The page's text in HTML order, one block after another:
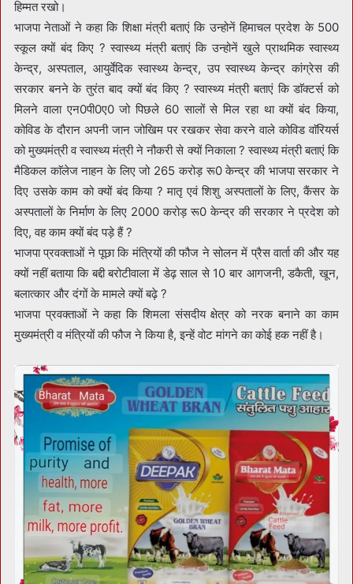
हिम्मत रखो।
भाजपा नेताओं ने कहा कि शिक्षा मंत्री बताएं कि उन्होनें हिमाचल प्रदेश के 500
स्कूल क्यों बंद किए ? स्वास्थ्य मंत्री बताएं कि उन्होनें खुले प्राथमिक स्वास्थ्य
केन्द्र, अस्पताल, आयुर्वेदिक स्वास्थ्य केन्द्र, उप स्वास्थ्य केन्द्र कांग्रेस की
सरकार बनने के तुरंत बाद क्यों बंद किए ? स्वास्थ्य मंत्री बताएं कि डाॅक्टर्स को
मिलने वाला एन0पी0ए0 जो पिछले 60 सालों से मिल रहा था क्यों बंद किया,
कोविड के दौरान अपनी जान जोखिम पर रखकर सेवा करने वाले कोविड वाॅरियर्स
को मुख्यमंत्री व स्वास्थ्य मंत्री ने नौकरी से क्यों निकाला ? स्वास्थ्य मंत्री बताएं कि
मैडिकल काॅलेज नाहन के लिए जो 265 करोड़ रू0 केन्द्र की भाजपा सरकार ने
दिए उसके काम को क्यों बंद किया ? मातृ एवं शिशु अस्पतालों के लिए, कैंसर के
अस्पतालों के निर्माण के लिए 2000 करोड़ रू0 केन्द्र की सरकार ने प्रदेश को
दिए, वह काम क्यों बंद पड़े हैं ?
भाजपा प्रवक्ताओं ने पूछा कि मंत्रियों की फौज ने सोलन में प्रैस वार्ता की और यह
क्यों नहीं बताया कि बद्दी बरोटीवाला में डेढ़ साल से 10 बार आगजनी, डकैती, खून,
बलात्कार और दंगों के मामले क्यों बढ़े ?
भाजपा प्रवक्ताओं ने कहा कि शिमला संसदीय क्षेत्र को नरक बनाने का काम
मुख्यमंत्री व मंत्रियों की फौज ने किया है, इन्हें वोट मांगने का कोई हक नहीं है।